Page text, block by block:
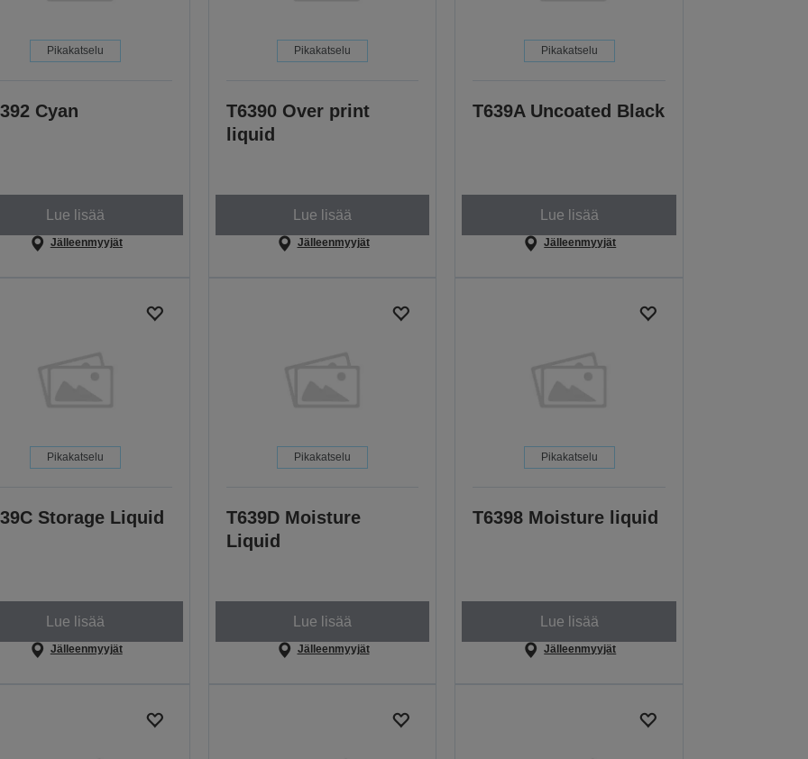
Pikakatselu
Cyan
Lue lisää
Jälleenmyyjät
Pikakatselu
T6390 Over print
liquid
Lue lisää
Jälleenmyyjät
Pikakatselu
T639A Uncoated Black
Lue lisää
Jälleenmyyjät
Pikakatselu
Storage Liquid
Lue lisää
Jälleenmyyjät
Pikakatselu
T639D Moisture
Liquid
Lue lisää
Jälleenmyyjät
Pikakatselu
T6398 Moisture liquid
Lue lisää
Jälleenmyyjät